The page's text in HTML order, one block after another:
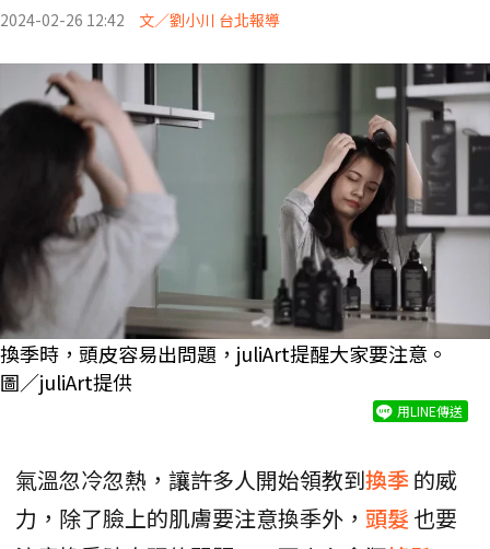
2024-02-26 12:42 文／劉小川 台北報導
換季時，頭皮容易出問題，juliArt提醒大家要注意。
圖／juliArt提供
用LINE傳送
氣溫忽冷忽熱，讓許多人開始領教到換季 的威
力，除了臉上的肌膚要注意換季外， 頭髮 也要